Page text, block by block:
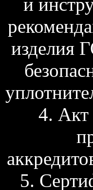
изделия
4. Акт
5.